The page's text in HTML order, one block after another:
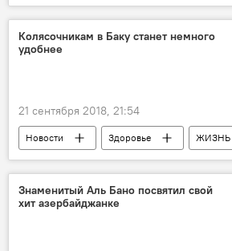
Экономика
туризм
Колясочникам в Баку станет немного
удобнее
21 сентября 2018, 21:54
Новости Здоровье
ЖИЗНЬ
ТЕХНОЛОГИИ
Экономика
ЗАО "Бакинский метрополитен"
колясочник
Знаменитый Аль Бано посвятил свой
хит азербайджанке